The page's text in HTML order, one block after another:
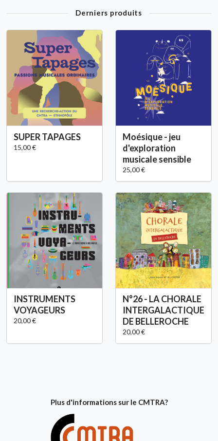
Derniers produits
SUPER TAPAGES
15,00 €
Moésique - jeu
d'exploration
musicale sensible
25,00 €
INSTRUMENTS
VOYAGEURS
20,00 €
N°26 - LA CHORALE
INTERGALACTIQUE
DE BELLEROCHE
20,00 €
Plus d'informations sur le CMTRA?